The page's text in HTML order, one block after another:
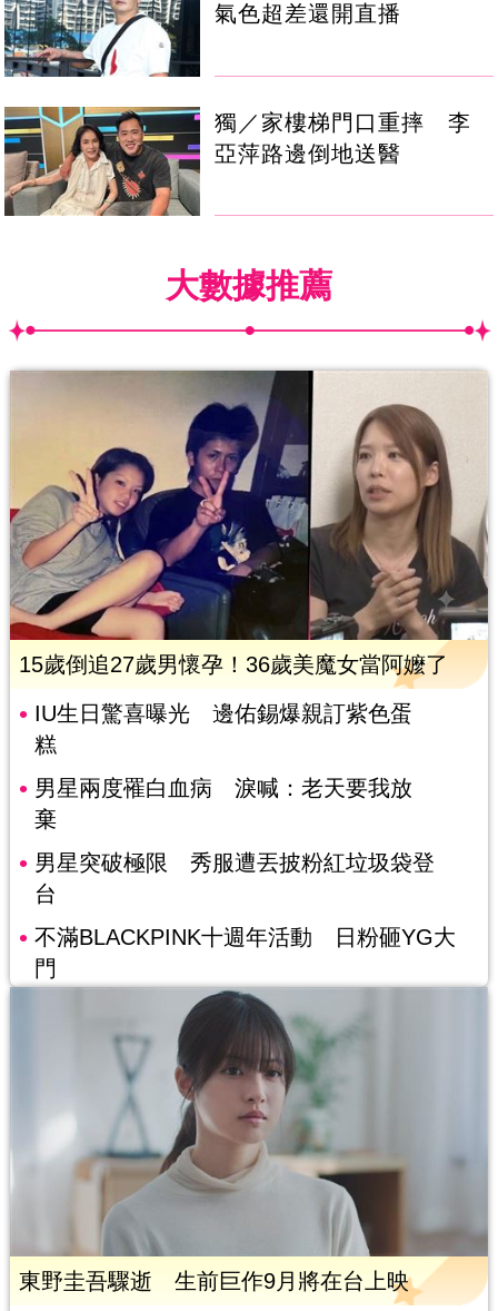
氣色超差還開直播
獨／家樓梯門口重摔 李
亞萍路邊倒地送醫
大數據推薦
15歲倒追27歲男懷孕！36歲美魔女當阿嬤了
IU生日驚喜曝光 邊佑錫爆親訂紫色蛋
糕
男星兩度罹白血病 淚喊：老天要我放
棄
男星突破極限 秀服遭丟披粉紅垃圾袋登
台
不滿BLACKPINK十週年活動 日粉砸YG大
門
東野圭吾驟逝 生前巨作9月將在台上映